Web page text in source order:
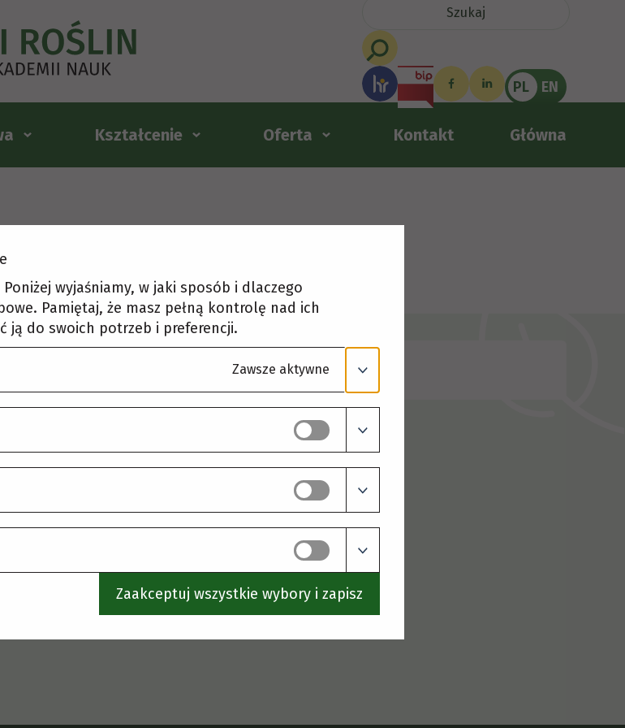
PL EN
Kształcenie Oferta Kontakt Główna
wyjaśniamy, w jaki sposób i dlaczego
Pamiętaj, że masz pełną kontrolę nad ich
ją do swoich potrzeb i preferencji.
Zawsze aktywne
Zaakceptuj wszystkie wybory i zapisz